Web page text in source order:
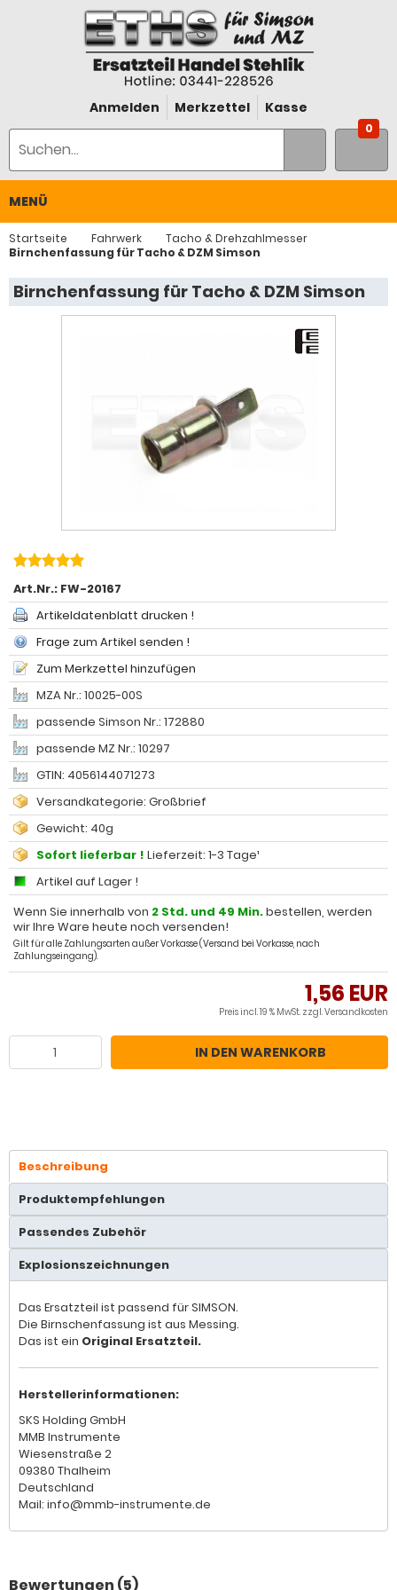
Anmelden Merkzettel Kasse
0
MENÜ
Startseite Fahrwerk
Tacho & Drehzahlmesser
Birnchenfassung für Tacho & DZM Simson
Birnchenfassung für Tacho & DZM Simson
Art.Nr.: FW-20167
Artikeldatenblatt drucken !
Frage zum Artikel senden !
Zum Merkzettel hinzufügen
MZA Nr.: 10025-00S
passende Simson Nr.: 172880
passende MZ Nr.: 10297
GTIN: 4056144071273
Versandkategorie: Großbrief
Gewicht: 40g
Sofort lieferbar ! Lieferzeit: 1-3 Tage¹
Artikel auf Lager !
Wenn Sie innerhalb von 2 Std. und 49 Min.bestellen, werden
wir Ihre Ware heute noch versenden!
Gilt für alle Zahlungsarten außer Vorkasse (Versand bei Vorkasse, nach
Zahlungseingang).
1,56 EUR
Preis incl. 19 % MwSt. zzgl.Versandkosten
IN DEN WARENKORB
Beschreibung
Produktempfehlungen
Passendes Zubehör
Explosionszeichnungen
Das Ersatzteil ist passend für SIMSON.
Die Birnschenfassung ist aus Messing.
Das ist ein Original Ersatzteil.
Herstellerinformationen:
SKS Holding GmbH
MMB Instrumente
Wiesenstraße 2
09380 Thalheim
Deutschland
Mail: info@mmb-instrumente.de
Bewertungen (5)